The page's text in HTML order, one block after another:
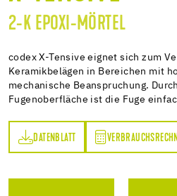
2-K EPOXI-MÖRTEL
codex X-Tensive eignet sich zum
Keramikbelägen in Bereichen mit
mechanische Beanspruchung.
Fugenoberfläche ist die Fuge
DATENBLATT